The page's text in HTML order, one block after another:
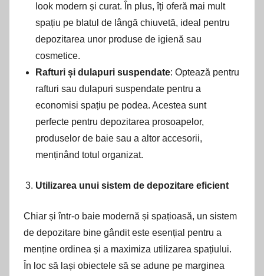
look modern și curat. În plus, îți oferă mai mult
spațiu pe blatul de lângă chiuvetă, ideal pentru
depozitarea unor produse de igienă sau
cosmetice.
Rafturi și dulapuri suspendate: Optează pentru
rafturi sau dulapuri suspendate pentru a
economisi spațiu pe podea. Acestea sunt
perfecte pentru depozitarea prosoapelor,
produselor de baie sau a altor accesorii,
menținând totul organizat.
Utilizarea unui sistem de depozitare eficient
Chiar și într-o baie modernă și spațioasă, un sistem
de depozitare bine gândit este esențial pentru a
menține ordinea și a maximiza utilizarea spațiului.
În loc să lași obiectele să se adune pe marginea